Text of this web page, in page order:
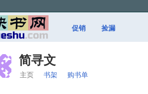
促销 捡漏
简寻文
主页 书架 购书单